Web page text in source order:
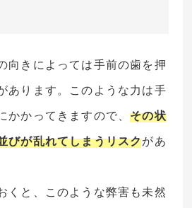
向きによっては手前の歯を押
あります。このような力は手
かかってきますので、その状
びが乱れてしまうリスクがあ
くと、このような弊害も未然